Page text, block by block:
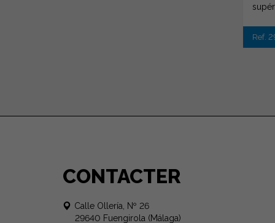
Ref.
CONTACTER
Calle Ollería, Nº 26
29640 Fuengirola (Málaga)